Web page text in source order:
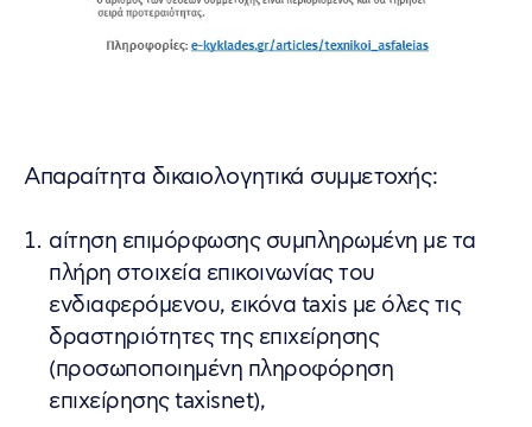
Απαραίτητα δικαιολογητικά συμμετοχής:
αίτηση επιμόρφωσης συμπληρωμένη με τα
πλήρη στοιχεία επικοινωνίας του
ενδιαφερόμενου, εικόνα taxis με όλες τις
δραστηριότητες της επιχείρησης
(προσωποποιημένη πληροφόρηση
επιχείρησης taxisnet),